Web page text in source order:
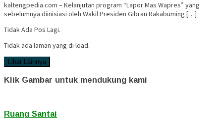
kaltengpedia.com – Kelanjutan program “Lapor Mas Wapres” yang
sebelumnya diinisiasi oleh Wakil Presiden Gibran Rakabuming […]
Tidak Ada Pos Lagi.
Tidak ada laman yang di load.
Lihat Lainnya
Klik Gambar untuk mendukung kami
Ruang Santai